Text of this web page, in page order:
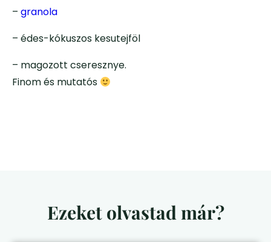
– granola
– édes-kókuszos kesutejföl
– magozott cseresznye.
Finom és mutatós
Ezeket olvastad már?